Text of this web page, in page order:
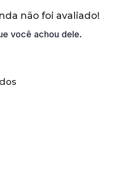
não foi avaliado!
você achou dele.